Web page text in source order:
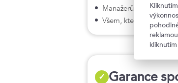
Manažerům,
Všem, kteří chtějí
✓ Garance